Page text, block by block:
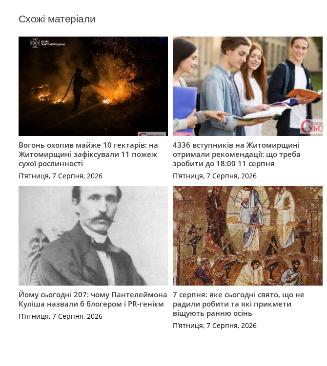
Схожі матеріали
Вогонь охопив майже 10 гектарів: на
Житомирщині зафіксували 11 пожеж
сухої рослинності
П’ятниця, 7 Серпня, 2026
4336 вступників на Житомирщині
отримали рекомендації: що треба
зробити до 18:00 11 серпня
П’ятниця, 7 Серпня, 2026
Йому сьогодні 207: чому Пантелеймона
Куліша назвали б блогером і PR-генієм
П’ятниця, 7 Серпня, 2026
7 серпня: яке сьогодні свято, що не
радили робити та які прикмети
віщують ранню осінь
П’ятниця, 7 Серпня, 2026